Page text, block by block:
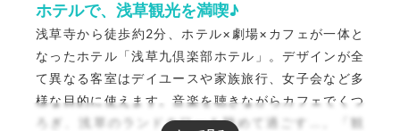
ホテルで、浅草観光を満喫♪
浅草寺から徒歩約2分、ホテル×劇場×カフェが一体と
なったホテル「浅草九倶楽部ホテル」。デザインが全
て異なる客室はデイユースや家族旅行、女子会など多
様な目的に使えます。音楽を聴きながらカフェでくつ
ろぎ、浅草のランドタワーを眺めて過ごす…。「観